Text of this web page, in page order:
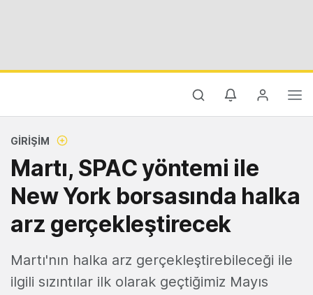
GIRIŞIM
Martı, SPAC yöntemi ile
New York borsasında halka
arz gerçekleştirecek
Martı'nın halka arz gerçekleştirebileceği ile
ilgili sızıntılar ilk olarak geçtiğimiz Mayıs